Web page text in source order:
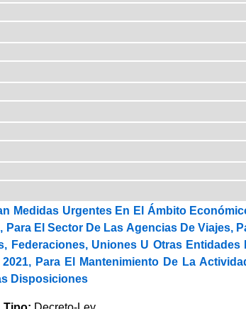
Medidas Urgentes En El Ámbito
El Sector De Las Agencias De Viajes,
Uniones U Otras Entidades
Para El Mantenimiento De La
Disposiciones